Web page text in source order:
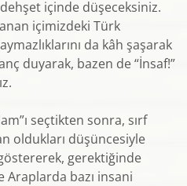
içinde düşeceksiniz.
içimizdeki Türk
da kâh şaşarak
duyarak, bazen de “İnsaf!”
seçtikten sonra, sırf
oldukları düşüncesiyle
gerektiğinde
Araplarda bazı insani